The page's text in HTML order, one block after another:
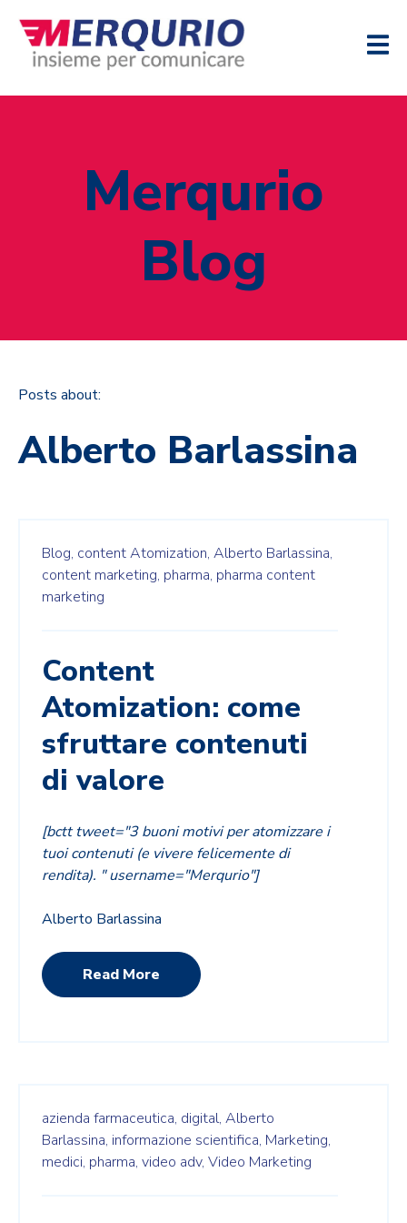
Merqurio
Blog
Posts about:
Alberto Barlassina
Blog, content Atomization, Alberto Barlassina,
content marketing, pharma, pharma content
marketing
Content
Atomization: come
sfruttare contenuti
di valore
[bctt tweet="3 buoni motivi per atomizzare i
tuoi contenuti (e vivere felicemente di
rendita). " username="Merqurio"]
Alberto Barlassina
Read More
azienda farmaceutica, digital, Alberto
Barlassina, informazione scientifica, Marketing,
medici, pharma, video adv, Video Marketing